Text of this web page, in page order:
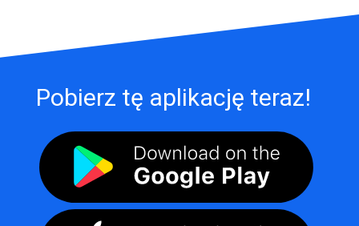
Pobierz tę aplikację teraz!